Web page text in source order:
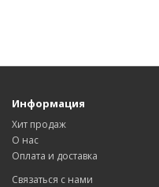
Информация
Хит продаж
О нас
Оплата и доставка
Связаться с нами